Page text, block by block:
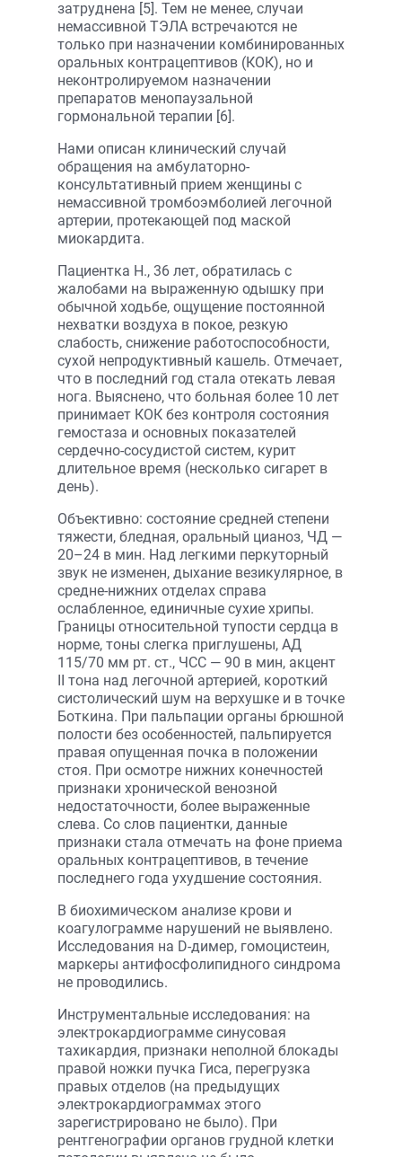
затруднена [5]. Тем не менее, случаи
немассивной ТЭЛА встречаются не
только при назначении комбинированных
оральных контрацептивов (КОК), но и
неконтролируемом назначении
препаратов менопаузальной
гормональной терапии [6].
Нами описан клинический случай
обращения на амбулаторно-
консультативный прием женщины с
немассивной тромбоэмболией легочной
артерии, протекающей под маской
миокардита.
Пациентка Н., 36 лет, обратилась с
жалобами на выраженную одышку при
обычной ходьбе, ощущение постоянной
нехватки воздуха в покое, резкую
слабость, снижение работоспособности,
сухой непродуктивный кашель. Отмечает,
что в последний год стала отекать левая
нога. Выяснено, что больная более 10 лет
принимает КОК без контроля состояния
гемостаза и основных показателей
сердечно-сосудистой систем, курит
длительное время (несколько сигарет в
день).
Объективно: состояние средней степени
тяжести, бледная, оральный цианоз, ЧД —
20–24 в мин. Над легкими перкуторный
звук не изменен, дыхание везикулярное, в
средне-нижних отделах справа
ослабленное, единичные сухие хрипы.
Границы относительной тупости сердца в
норме, тоны слегка приглушены, АД
115/70 мм рт. ст., ЧСС — 90 в мин, акцент
II тона над легочной артерией, короткий
систолический шум на верхушке и в точке
Боткина. При пальпации органы брюшной
полости без особенностей, пальпируется
правая опущенная почка в положении
стоя. При осмотре нижних конечностей
признаки хронической венозной
недостаточности, более выраженные
слева. Со слов пациентки, данные
признаки стала отмечать на фоне приема
оральных контрацептивов, в течение
последнего года ухудшение состояния.
В биохимическом анализе крови и
коагулограмме нарушений не выявлено.
Исследования на D-димер, гомоцистеин,
маркеры антифосфолипидного синдрома
не проводились.
Инструментальные исследования: на
электрокардиограмме синусовая
тахикардия, признаки неполной блокады
правой ножки пучка Гиса, перегрузка
правых отделов (на предыдущих
электрокардиограммах этого
зарегистрировано не было). При
рентгенографии органов грудной клетки